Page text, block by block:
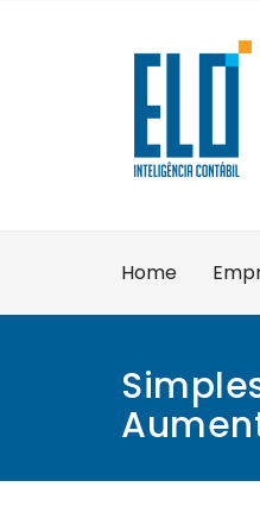
Home